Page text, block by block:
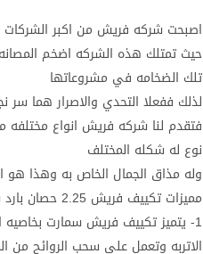
اصبحت شركه فريش من اكبر الشركات
حيث تمتلك هذه الشركه اضخم
تلك الضخامه في مشروعاتها
لذلك ففعلا التحدي والاصرار هما سر
فتقدم لنا شركه فريش انواع مختلفه
نوع له شكله المختلف
وله مذاق الجمال الخاص به وهذا هو
مميزات تكييف فريش 2.25 حصان بارد ساخن بلازما
1- يتميز تكييف فريش سمارت
الاتربه وتعمل علي سحب الروائح من